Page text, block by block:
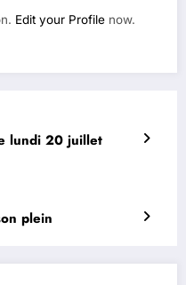
Edit your Profile now.
lundi 20 juillet
plein